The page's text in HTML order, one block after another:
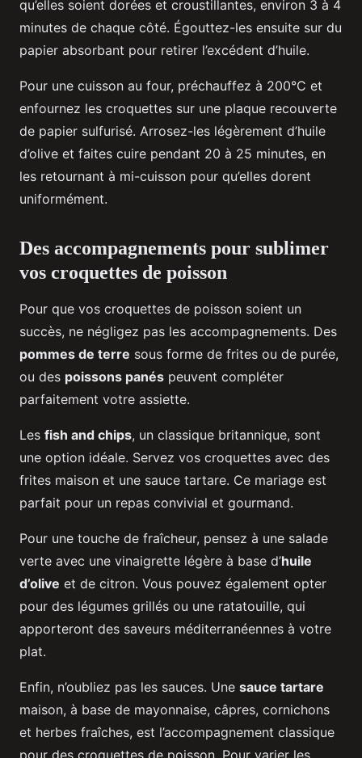
qu’elles soient dorées et croustillantes, environ 3 à 4
minutes de chaque côté. Égouttez-les ensuite sur du
papier absorbant pour retirer l’excédent d’huile.
Pour une cuisson au four, préchauffez à 200°C et
enfournez les croquettes sur une plaque recouverte
de papier sulfurisé. Arrosez-les légèrement d’huile
d’olive et faites cuire pendant 20 à 25 minutes, en
les retournant à mi-cuisson pour qu’elles dorent
uniformément.
Des accompagnements pour sublimer
vos croquettes de poisson
Pour que vos croquettes de poisson soient un
succès, ne négligez pas les accompagnements. Des
pommes de terre sous forme de frites ou de purée,
ou des poissons panés peuvent compléter
parfaitement votre assiette.
Les fish and chips, un classique britannique, sont
une option idéale. Servez vos croquettes avec des
frites maison et une sauce tartare. Ce mariage est
parfait pour un repas convivial et gourmand.
Pour une touche de fraîcheur, pensez à une salade
verte avec une vinaigrette légère à base d’huile
d’olive et de citron. Vous pouvez également opter
pour des légumes grillés ou une ratatouille, qui
apporteront des saveurs méditerranéennes à votre
plat.
Enfin, n’oubliez pas les sauces. Une sauce tartare
maison, à base de mayonnaise, câpres, cornichons
et herbes fraîches, est l’accompagnement classique
pour des croquettes de poisson. Pour varier les